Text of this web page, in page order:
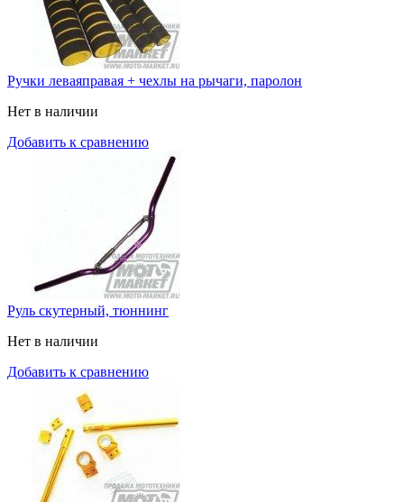
Ручки леваяправая + чехлы на рычаги, паролон
Нет в наличии
Добавить к сравнению
Руль скутерный, тюннинг
Нет в наличии
Добавить к сравнению